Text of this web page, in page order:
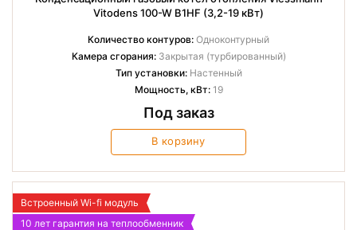
Vitodens 100-W B1HF (3,2-19 кВт)
Количество контуров: Одноконтурный
Камера сгорания:Закрытая (турбированный)
Тип установки:Настенный
Мощность, кВт:19
Под заказ
В корзину
Встроенный Wi-fi модуль
10 лет гарантия на теплообменник